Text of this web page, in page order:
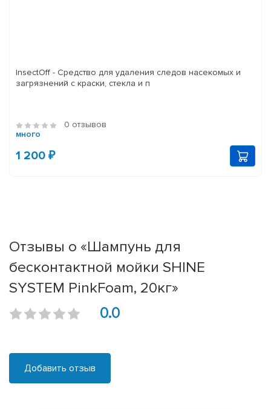
InsectOff - Средство для удаления следов насекомых и
загрязнений с краски, стекла и п
0 отзывов
много
1 200 ₽
Отзывы о «Шампунь для
бесконтактной мойки SHINE
SYSTEM PinkFoam, 20кг»
0.0
Добавить отзыв